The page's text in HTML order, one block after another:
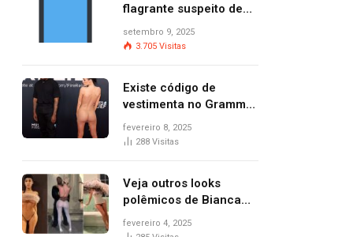
flagrante suspeito de
provocar dois incêndios
criminosos no mesmo
setembro 9, 2025
3.705 Visitas
Existe código de
vestimenta no Grammy?
Questionamento surgiu
após Bianca Censori,
premiação
fevereiro 8, 2025
288 Visitas
Veja outros looks
polêmicos de Bianca
Censori, esposa de
Kanye West que
fevereiro 4, 2025